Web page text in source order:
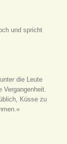
und spricht
die Leute
Küsse zu